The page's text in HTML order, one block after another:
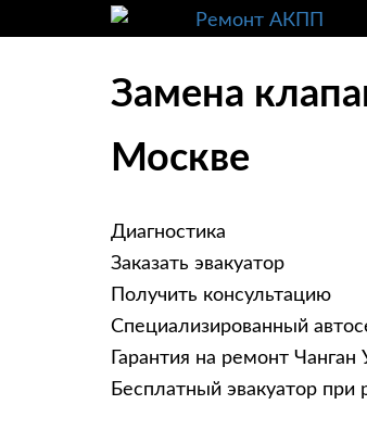
Ремонт АКПП
Замена
Москве
Диагностика
Заказать эвакуатор
Получить консультацию
Специализированный
Гарантия на ремонт
Бесплатный эвакуатор при